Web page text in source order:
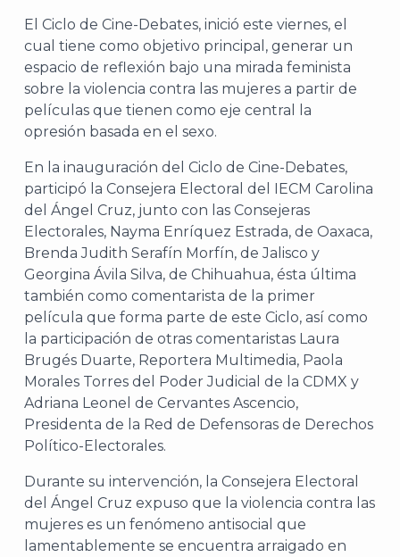
El Ciclo de Cine-Debates, inició este viernes, el
cual tiene como objetivo principal, generar un
espacio de reflexión bajo una mirada feminista
sobre la violencia contra las mujeres a partir de
películas que tienen como eje central la
opresión basada en el sexo.
En la inauguración del Ciclo de Cine-Debates,
participó la Consejera Electoral del IECM Carolina
del Ángel Cruz, junto con las Consejeras
Electorales, Nayma Enríquez Estrada, de Oaxaca,
Brenda Judith Serafín Morfín, de Jalisco y
Georgina Ávila Silva, de Chihuahua, ésta última
también como comentarista de la primer
película que forma parte de este Ciclo, así como
la participación de otras comentaristas Laura
Brugés Duarte, Reportera Multimedia, Paola
Morales Torres del Poder Judicial de la CDMX y
Adriana Leonel de Cervantes Ascencio,
Presidenta de la Red de Defensoras de Derechos
Político-Electorales.
Durante su intervención, la Consejera Electoral
del Ángel Cruz expuso que la violencia contra las
mujeres es un fenómeno antisocial que
lamentablemente se encuentra arraigado en